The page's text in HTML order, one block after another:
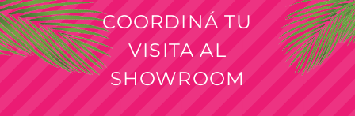
COORDINÁ TU
VISITA AL
SHOWROOM